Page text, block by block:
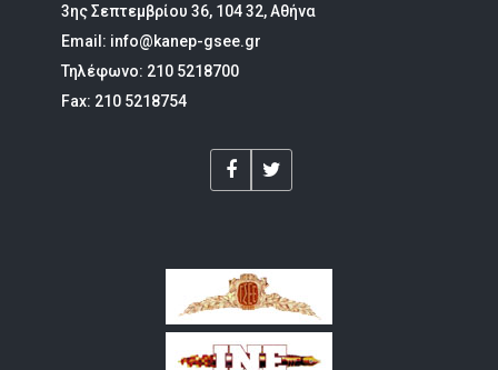
3ης Σεπτεμβρίου 36, 104 32, Αθήνα
Email: info@kanep-gsee.gr
Τηλέφωνο: 210 5218700
Fax: 210 5218754